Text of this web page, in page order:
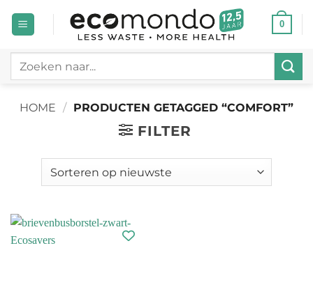
naar
0
Zoeken
HOME / PRODUCTEN GETAGGED “COMFORT”
FILTER